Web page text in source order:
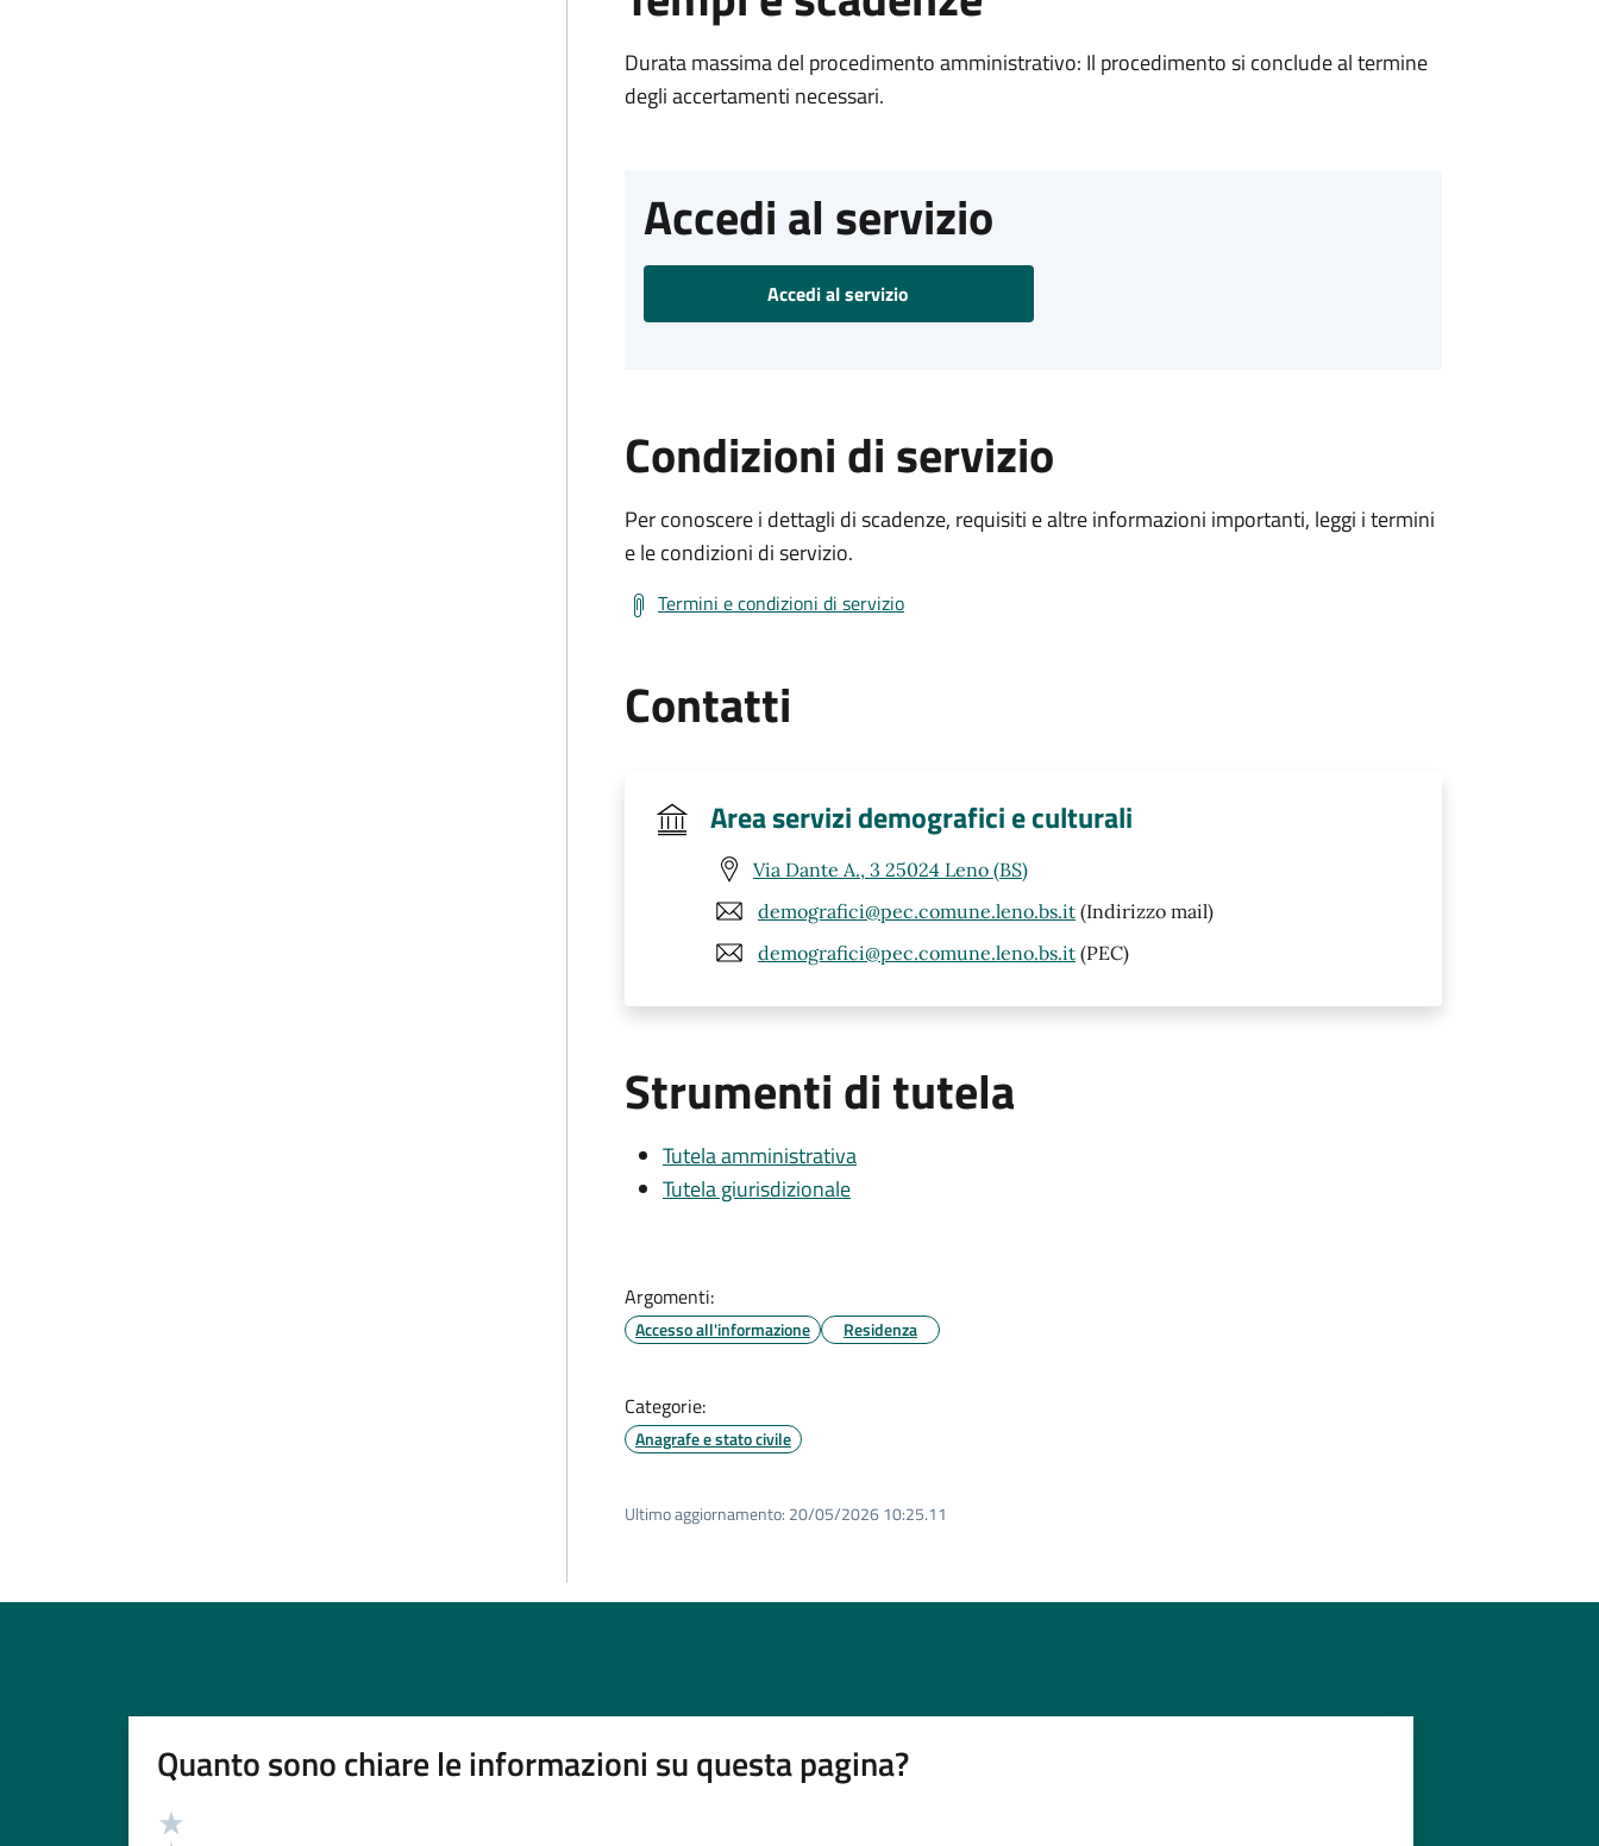
Durata massima del procedimento amministrativo: Il procedimento si conclude al termine
degli accertamenti necessari.
Accedi al servizio
Accedi al servizio
Condizioni di servizio
Per conoscere i dettagli di scadenze, requisiti e altre informazioni importanti, leggi i termini
e le condizioni di servizio.
Termini e condizioni di servizio
Contatti
Area servizi demografici e culturali
Via Dante A., 3 25024 Leno (BS)
demografici@pec.comune.leno.bs.it (Indirizzo mail)
demografici@pec.comune.leno.bs.it (PEC)
Strumenti di tutela
Tutela amministrativa
Tutela giurisdizionale
Argomenti:
Accesso all'informazione Residenza
Categorie:
Anagrafe e stato civile
Ultimo aggiornamento: 20/05/2026 10:25.11
Quanto sono chiare le informazioni su questa pagina?
Valutazione